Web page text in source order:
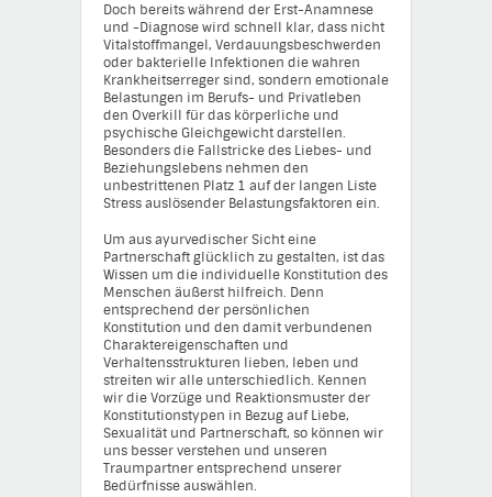
Doch bereits während der Erst-Anamnese
und -Diagnose wird schnell klar, dass nicht
Vitalstoffmangel, Verdauungsbeschwerden
oder bakterielle Infektionen die wahren
Krankheitserreger sind, sondern emotionale
Belastungen im Berufs- und Privatleben
den Overkill für das körperliche und
psychische Gleichgewicht darstellen.
Besonders die Fallstricke des Liebes- und
Beziehungslebens nehmen den
unbestrittenen Platz 1 auf der langen Liste
Stress auslösender Belastungsfaktoren ein.
Um aus ayurvedischer Sicht eine
Partnerschaft glücklich zu gestalten, ist das
Wissen um die individuelle Konstitution des
Menschen äußerst hilfreich. Denn
entsprechend der persönlichen
Konstitution und den damit verbundenen
Charaktereigenschaften und
Verhaltensstrukturen lieben, leben und
streiten wir alle unterschiedlich. Kennen
wir die Vorzüge und Reaktionsmuster der
Konstitutionstypen in Bezug auf Liebe,
Sexualität und Partnerschaft, so können wir
uns besser verstehen und unseren
Traumpartner entsprechend unserer
Bedürfnisse auswählen.